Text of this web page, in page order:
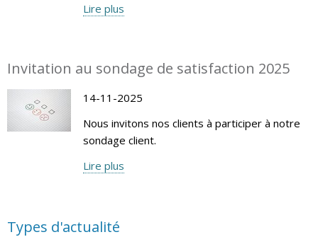
Lire plus
Invitation au sondage de satisfaction 2025
14-11-2025
Nous invitons nos clients à participer à notre
sondage client.
Lire plus
Types d'actualité